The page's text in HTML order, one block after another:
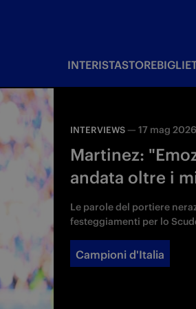
INTERISTASTORE
INTERVIEWS —17 mag 2026
Martinez:
andata oltre i
Le parole del portiere
festeggiamenti per lo
Campioni d'Italia